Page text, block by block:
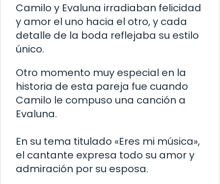
Camilo y Evaluna irradiaban felicidad
y amor el uno hacia el otro, y cada
detalle de la boda reflejaba su estilo
único.
Otro momento muy especial en la
historia de esta pareja fue cuando
Camilo le compuso una canción a
Evaluna.
En su tema titulado «Eres mi música»,
el cantante expresa todo su amor y
admiración por su esposa.